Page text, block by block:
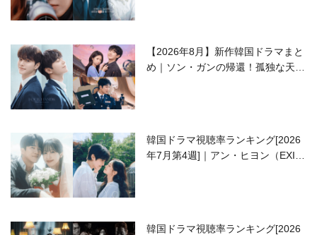
【2026年8月】新作韓国ドラマまと
め｜ソン・ガンの帰還！孤独な天才
韓国ドラマ視聴率ランキング[2026
年7月第4週]｜アン・ヒヨン（EXID
韓国ドラマ視聴率ランキング[2026